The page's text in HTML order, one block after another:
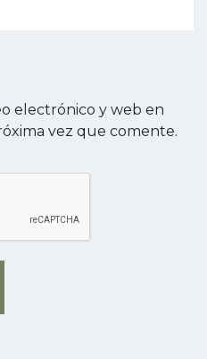
electrónico y web en
vez que comente.